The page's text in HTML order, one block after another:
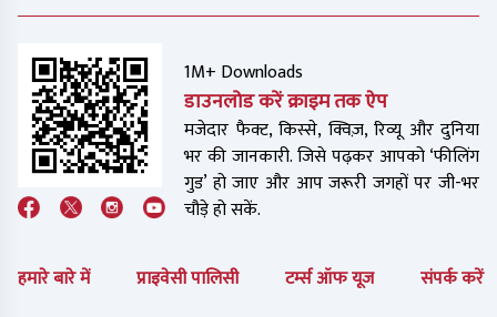
1M+ Downloads
डाउनलोड करें क्राइम तक ऐप
मजेदार फैक्ट, किस्से, क्विज़, रिव्यू और दुनिया
भर की जानकारी. जिसे पढ़कर आपको ‘फीलिंग
गुड’ हो जाए और आप जरूरी जगहों पर जी-भर
चौड़े हो सकें.
हमारे बारे में प्राइवेसी पालिसी टर्म्स ऑफ यूज संपर्क करें